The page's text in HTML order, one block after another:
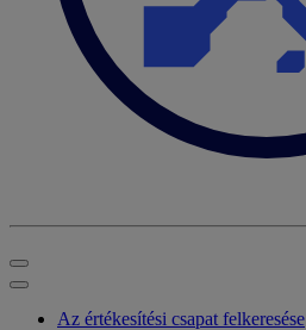
Az értékesítési csapat felkeresése